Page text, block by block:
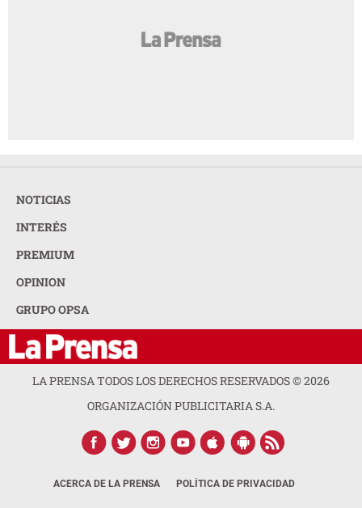
NOTICIAS
INTERÉS
PREMIUM
OPINION
GRUPO OPSA
LA PRENSA TODOS LOS DERECHOS RESERVADOS ©2026
ORGANIZACIÓN PUBLICITARIA S.A.
ACERCA DE LA PRENSA POLÍTICA DE PRIVACIDAD